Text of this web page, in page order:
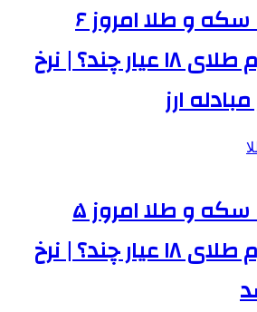
جدیدترین قیمت سکه و طلا امروز ۶
فروردین ؛ هر گرم طلای ۱۸ عیار چند؟ | نرخ
ارز
جدیدترین قیمت سکه و طلا امروز ۵
فروردین ؛ هر گرم طلای ۱۸ عیار چند؟ | نرخ